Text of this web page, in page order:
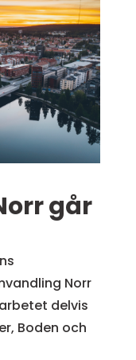
går
Norr
delvis
Boden och